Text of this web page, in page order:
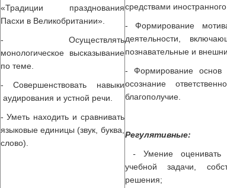
«Традиции празднования
Пасхи в Великобритании».
- Осуществлять
монологическое высказывание
по теме.
- Совершенствовать навыки
аудирования и устной речи.
- Уметь находить и сравнивать
языковые единицы (звук, буква,
слово).
средствами
- Формирование
деятельности,
познавательные и
- Формирование основ
осознание
благополучие.
Регулятивные:
- Умение оценивать
учебной задачи,
решения;